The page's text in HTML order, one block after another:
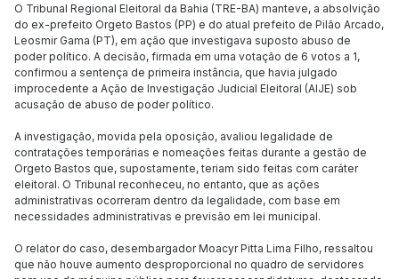
O Tribunal Regional Eleitoral da Bahia (TRE-BA) manteve, a absolvição
do ex-prefeito Orgeto Bastos (PP) e do atual prefeito de Pilão Arcado,
Leosmir Gama (PT), em ação que investigava suposto abuso de
poder político. A decisão, firmada em uma votação de 6 votos a 1,
confirmou a sentença de primeira instância, que havia julgado
improcedente a Ação de Investigação Judicial Eleitoral (AIJE) sob
acusação de abuso de poder político.
A investigação, movida pela oposição, avaliou legalidade de
contratações temporárias e nomeações feitas durante a gestão de
Orgeto Bastos que, supostamente, teriam sido feitas com caráter
eleitoral. O Tribunal reconheceu, no entanto, que as ações
administrativas ocorreram dentro da legalidade, com base em
necessidades administrativas e previsão em lei municipal.
O relator do caso, desembargador Moacyr Pitta Lima Filho, ressaltou
que não houve aumento desproporcional no quadro de servidores